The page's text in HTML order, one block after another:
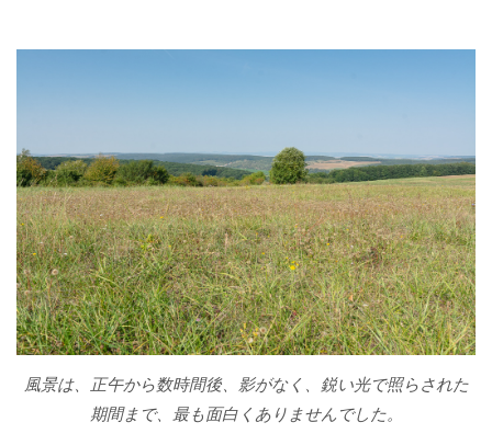
風景は、正午から数時間後、影がなく、鋭い光で照らされた
期間まで、最も面白くありませんでした。